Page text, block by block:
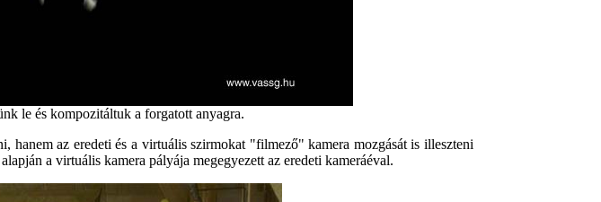
le és kompozitáltuk a forgatott anyagra.
hanem az eredeti és a virtuális szirmokat "filmező" kamera mozgását is illeszteni
a virtuális kamera pályája megegyezett az eredeti kameráéval.